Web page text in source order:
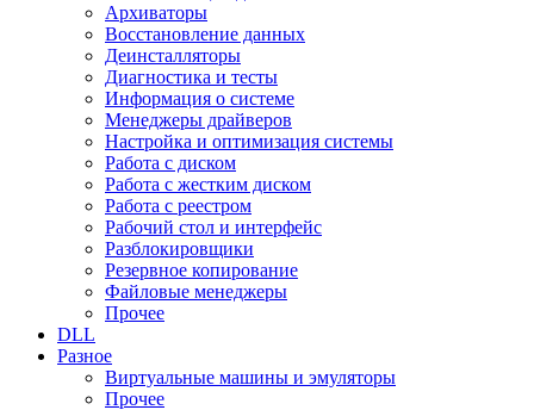
Архиваторы
Восстановление данных
Деинсталляторы
Диагностика и тесты
Информация о системе
Менеджеры драйверов
Настройка и оптимизация системы
Работа с диском
Работа с жестким диском
Работа с реестром
Рабочий стол и интерфейс
Разблокировщики
Резервное копирование
Файловые менеджеры
Прочее
DLL
Разное
Виртуальные машины и эмуляторы
Прочее